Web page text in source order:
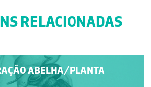
RELACIONADAS
ABELHA/PLANTA